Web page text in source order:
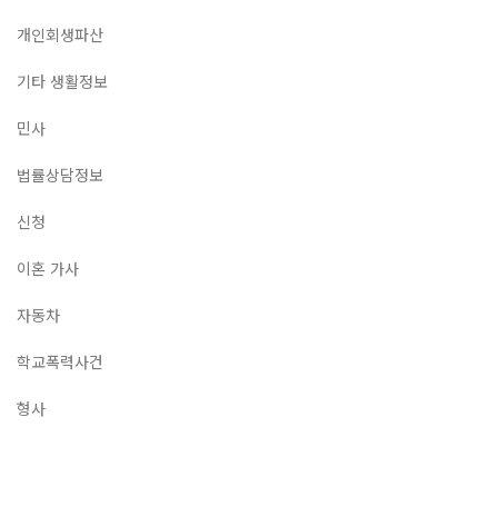
개인회생파산
기타 생활정보
민사
법률상담정보
신청
이혼 가사
자동차
학교폭력사건
형사